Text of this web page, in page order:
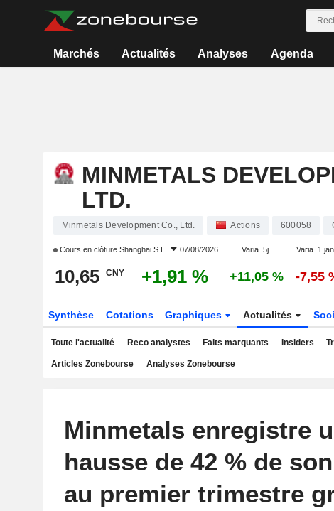
Marchés Actualités Analyses Agenda
MINMETALS
LTD.
Minmetals Development Co., Ltd. Actions 600058
Cours en clôture Shanghai S.E. 07/08/2026 Varia. 5j. Varia. 1
10,65 CNY +1,91 % +11,05 % -7,55
Synthèse Cotations Graphiques Actualités
Toute l'actualité Reco analystes Faits marquants Insiders
Articles Zonebourse Analyses Zonebourse
Minmetals enregistre
hausse de 42 % de
au premier trimestre